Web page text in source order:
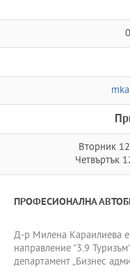
Вторник
Четвъртък
ПРОФЕСИОНАЛНА
Д-р Милена Караилиева
направление "3.9
департамент „Бизнес